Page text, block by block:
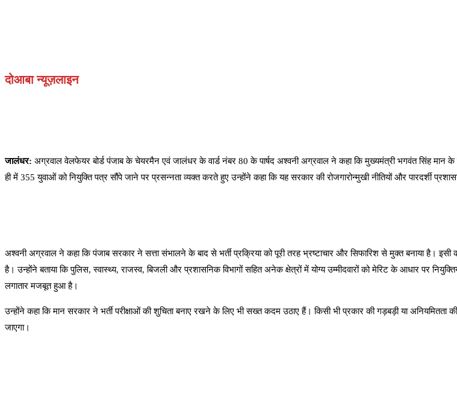
दोआबा न्यूज़लाइन
जालंधर: अग्रवाल वेलफेयर बोर्ड पंजाब के चेयरमैन एवं जालंधर के वार्ड नंबर 80 के पार्षद अश्वनी अग्रवाल ने कहा कि मुख्यमंत्री भगवंत सिंह
ही में 355 युवाओं को नियुक्ति पत्र सौंपे जाने पर प्रसन्नता व्यक्त करते हुए उन्होंने कहा कि यह सरकार की रोजगारोन्मुखी नीतियों और पारदर्शी
अश्वनी अग्रवाल ने कहा कि पंजाब सरकार ने सत्ता संभालने के बाद से भर्ती प्रक्रिया को पूरी तरह भ्रष्टाचार और सिफारिश से मुक्त बनाया है।
है। उन्होंने बताया कि पुलिस, स्वास्थ्य, राजस्व, बिजली और प्रशासनिक विभागों सहित अनेक क्षेत्रों में योग्य उम्मीदवारों को मेरिट के आधार पर
लगातार मजबूत हुआ है।
उन्होंने कहा कि मान सरकार ने भर्ती परीक्षाओं की शुचिता बनाए रखने के लिए भी सख्त कदम उठाए हैं। किसी भी प्रकार की गड़बड़ी या
जाएगा।